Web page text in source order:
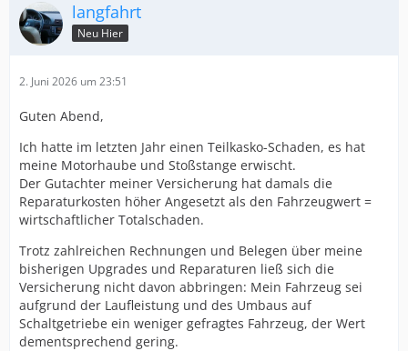
langfahrt
Neu Hier
2. Juni 2026 um 23:51
Guten Abend,
Ich hatte im letzten Jahr einen Teilkasko-Schaden, es hat
meine Motorhaube und Stoßstange erwischt.
Der Gutachter meiner Versicherung hat damals die
Reparaturkosten höher Angesetzt als den Fahrzeugwert =
wirtschaftlicher Totalschaden.
Trotz zahlreichen Rechnungen und Belegen über meine
bisherigen Upgrades und Reparaturen ließ sich die
Versicherung nicht davon abbringen: Mein Fahrzeug sei
aufgrund der Laufleistung und des Umbaus auf
Schaltgetriebe ein weniger gefragtes Fahrzeug, der Wert
dementsprechend gering.